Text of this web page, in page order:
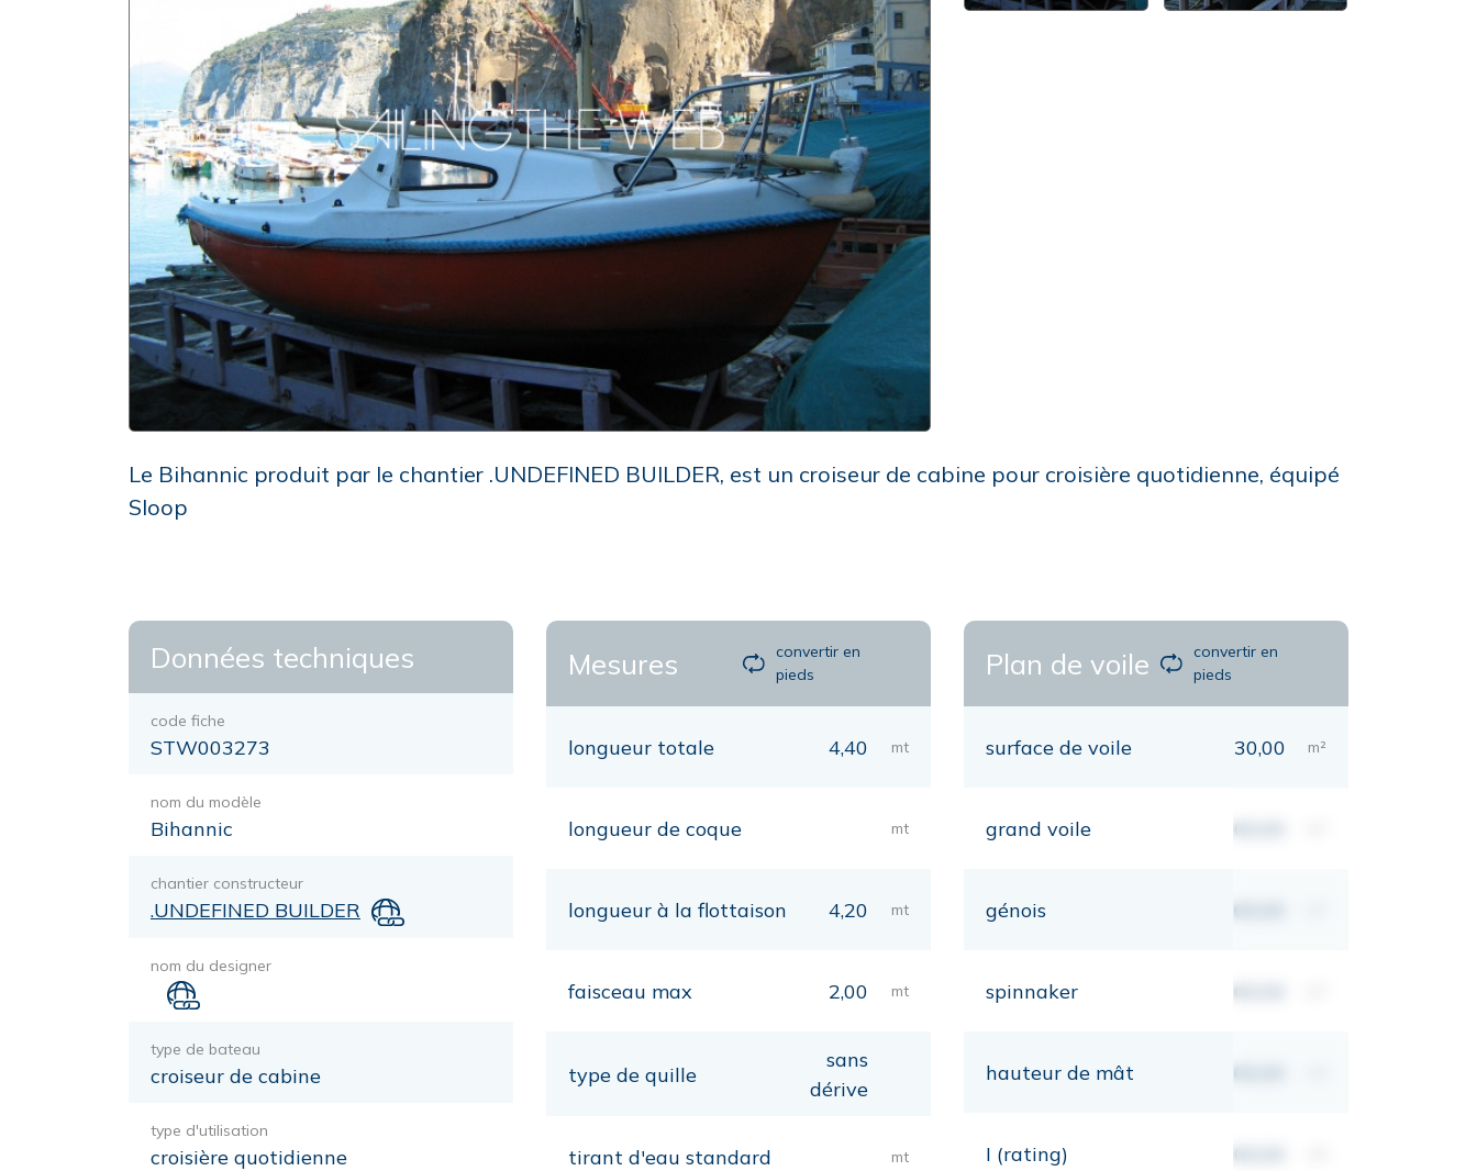
Le Bihannic produit par le chantier .UNDEFINED BUILDER, est un croiseur de cabine pour croisière quotidienne, équipé
Sloop
Données techniques
code fiche
STW003273
nom du modèle
Bihannic
chantier constructeur
.UNDEFINED BUILDER
nom du designer
type de bateau
croiseur de cabine
type d'utilisation
croisière quotidienne
Mesures
convertir en
pieds
longueur totale 4,40 mt
longueur de coque mt
longueur à la flottaison 4,20 mt
faisceau max 2,00 mt
type de quille
sans
dérive
tirant d'eau standard mt
Plan de voile
convertir en
pieds
surface de voile 30,00 m²
grand voile 00,00
génois 00,00
spinnaker 00,00
hauteur de mât 00,00
I (rating) 00,00